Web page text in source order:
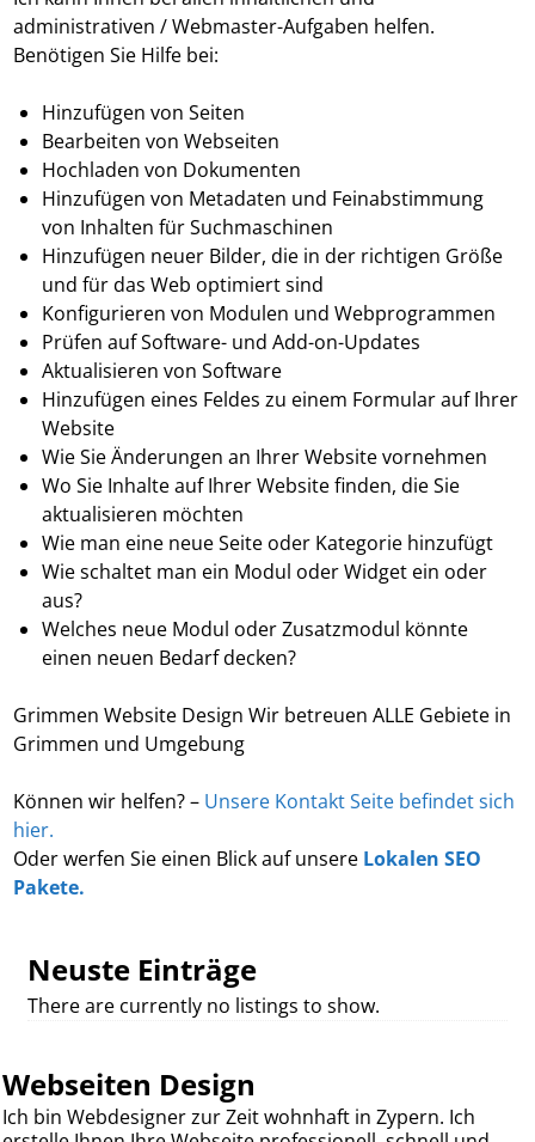
administrativen / Webmaster-Aufgaben helfen.
Benötigen Sie Hilfe bei:
Hinzufügen von Seiten
Bearbeiten von Webseiten
Hochladen von Dokumenten
Hinzufügen von Metadaten und Feinabstimmung
von Inhalten für Suchmaschinen
Hinzufügen neuer Bilder, die in der richtigen Größe
und für das Web optimiert sind
Konfigurieren von Modulen und Webprogrammen
Prüfen auf Software- und Add-on-Updates
Aktualisieren von Software
Hinzufügen eines Feldes zu einem Formular auf Ihrer
Website
Wie Sie Änderungen an Ihrer Website vornehmen
Wo Sie Inhalte auf Ihrer Website finden, die Sie
aktualisieren möchten
Wie man eine neue Seite oder Kategorie hinzufügt
Wie schaltet man ein Modul oder Widget ein oder
aus?
Welches neue Modul oder Zusatzmodul könnte
einen neuen Bedarf decken?
Grimmen Website Design Wir betreuen ALLE Gebiete in
Grimmen und Umgebung
Können wir helfen? – Unsere Kontakt Seite befindet sich
hier.
Oder werfen Sie einen Blick auf unsere Lokalen SEO
Pakete.
Neuste Einträge
There are currently no listings to show.
Webseiten Design
Ich bin Webdesigner zur Zeit wohnhaft in Zypern. Ich